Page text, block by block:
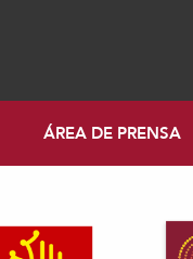
ÁREA DE PRENSA